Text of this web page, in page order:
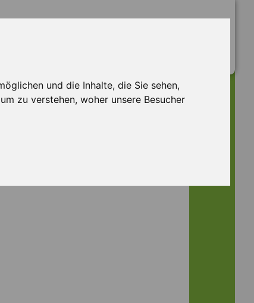
und die Inhalte, die Sie sehen,
zu verstehen, woher unsere Besucher